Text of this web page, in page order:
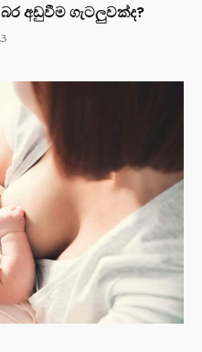
අඩුවීම ගැටලුවක්ද?